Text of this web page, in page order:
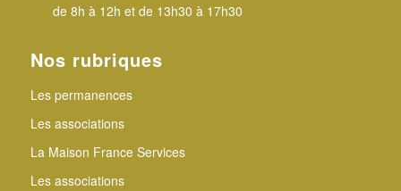
de 8h à 12h et de 13h30 à 17h30
Nos rubriques
Les permanences
Les associations
La Maison France Services
Les associations